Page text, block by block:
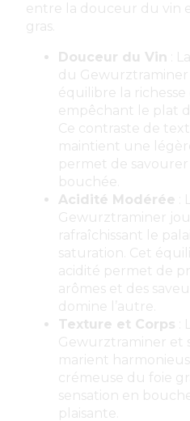
entre la douceur du vin
gras.
Douceur du Vin :
du Gewurztraminer
équilibre la richesse
empêchant le plat
Ce contraste de
maintient une
permet de
bouchée.
Acidité Modérée :
Gewurztraminer
rafraîchissant le
saturation. Cet
acidité permet de
arômes et des
domine l’autre.
Texture et Corps :
Gewurztraminer et
marient
crémeuse du foie
sensation en
plaisante.